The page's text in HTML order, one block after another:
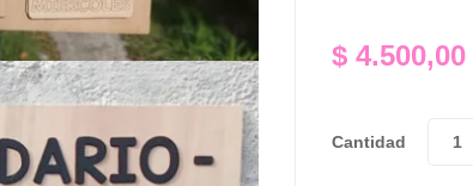
$4.500,00
Cantidad